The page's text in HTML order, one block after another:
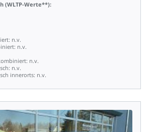
(WLTP-Werte**):
n.v.
n.v.
n.v.
n.v.
innerorts: n.v.